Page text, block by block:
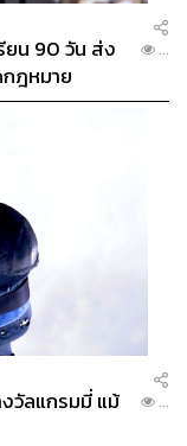
ยน 90 วัน ส่ง
ฎหมาย
...
วัลแกรมมี่ แม้
...